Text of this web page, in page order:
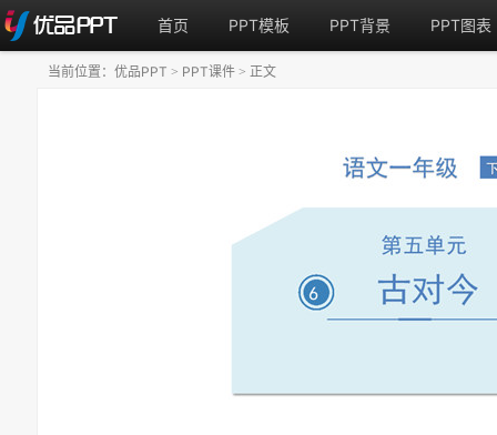
首页 PPT模板 PPT背景 PPT图表
当前位置： 优品PPT > PPT课件 > 正文